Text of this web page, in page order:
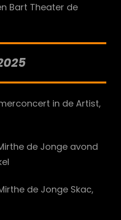
Bart Theater de
in de Artist,
de Jonge avond
de Jonge Skac,